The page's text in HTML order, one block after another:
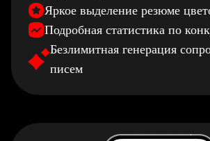
Яркое выделение резюме
Подробная статистика по
Безлимитная генерация
писем